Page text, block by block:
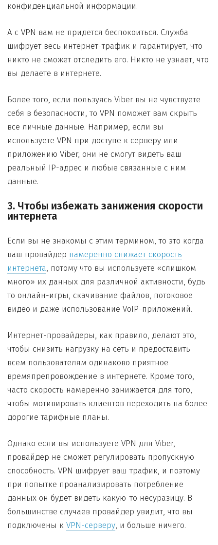
конфиденциальной информации.
А с VPN вам не придётся беспокоиться. Служба
шифрует весь интернет-трафик и гарантирует, что
никто не сможет отследить его. Никто не узнает, что
вы делаете в интернете.
Более того, если пользуясь Viber вы не чувствуете
себя в безопасности, то VPN поможет вам скрыть
все личные данные. Например, если вы
используете VPN при доступе к серверу или
приложению Viber, они не смогут видеть ваш
реальный IP-адрес и любые связанные с ним
данные.
3. Чтобы избежать занижения скорости
интернета
Если вы не знакомы с этим термином, то это когда
ваш провайдер намеренно снижает скорость
интернета, потому что вы используете «слишком
много» их данных для различной активности, будь
то онлайн-игры, скачивание файлов, потоковое
видео и даже использование VoIP-приложений.
Интернет-провайдеры, как правило, делают это,
чтобы снизить нагрузку на сеть и предоставить
всем пользователям одинаково приятное
времяпрепровождение в интернете. Кроме того,
часто скорость намеренно занижается для того,
чтобы мотивировать клиентов переходить на более
дорогие тарифные планы.
Однако если вы используете VPN для Viber,
провайдер не сможет регулировать пропускную
способность. VPN шифрует ваш трафик, и поэтому
при попытке проанализировать потребление
данных он будет видеть какую-то несуразицу. В
большинстве случаев провайдер увидит, что вы
подключены к VPN-серверу, и больше ничего.